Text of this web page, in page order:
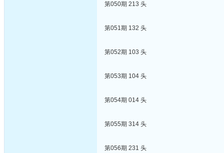
第050期 213 头
第051期 132 头
第052期 103 头
第053期 104 头
第054期 014 头
第055期 314 头
第056期 231 头